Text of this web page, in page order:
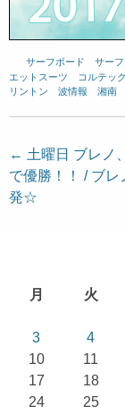
サーフボード サー
エットスーツ
コルテッ
リントン
波情報 湘南
投
稿
ナ
← 土曜日 ブレノ
で優勝！！ / ブレ
発☆
月 火
3
4
10
11
17
18
24
25